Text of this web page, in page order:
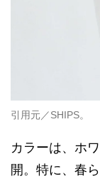
引用元／SHIPS。
カラーは、ホ
開。特に、春